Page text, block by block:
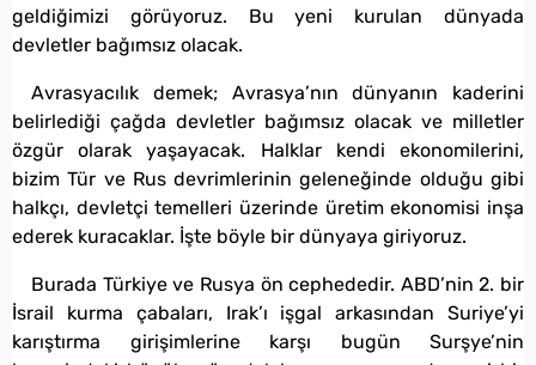
geldiğimizi görüyoruz. Bu yeni kurulan dünyada
devletler bağımsız olacak.
Avrasyacılık demek; Avrasya’nın dünyanın kaderini
belirlediği çağda devletler bağımsız olacak ve milletler
özgür olarak yaşayacak. Halklar kendi ekonomilerini,
bizim Tür ve Rus devrimlerinin geleneğinde olduğu gibi
halkçı, devletçi temelleri üzerinde üretim ekonomisi inşa
ederek kuracaklar. İşte böyle bir dünyaya giriyoruz.
Burada Türkiye ve Rusya ön cephededir. ABD’nin 2. bir
İsrail kurma çabaları, Irak’ı işgal arkasından Suriye’yi
karıştırma girişimlerine karşı bugün Surşye’nin